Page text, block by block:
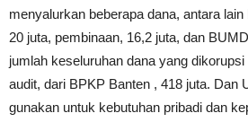
menyalurkan beberapa dana, antara
20 juta, pembinaan, 16,2 juta, dan
jumlah keseluruhan dana yang
audit, dari BPKP Banten , 418 juta. Dan
gunakan untuk kebutuhan pribadi dan